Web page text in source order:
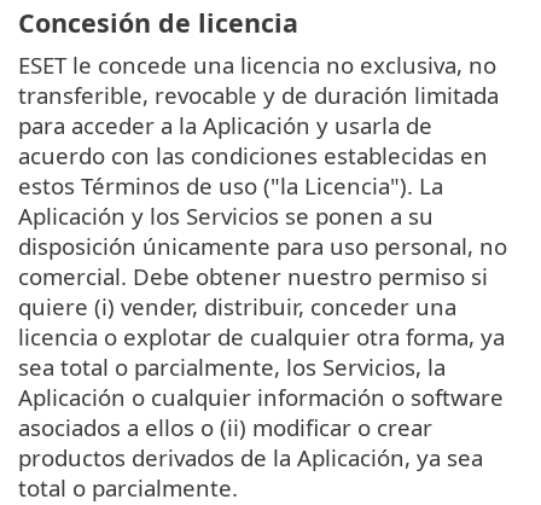
Concesión de licencia
ESET le concede una licencia no exclusiva, no
transferible, revocable y de duración limitada
para acceder a la Aplicación y usarla de
acuerdo con las condiciones establecidas en
estos Términos de uso ("la Licencia"). La
Aplicación y los Servicios se ponen a su
disposición únicamente para uso personal, no
comercial. Debe obtener nuestro permiso si
quiere (i) vender, distribuir, conceder una
licencia o explotar de cualquier otra forma, ya
sea total o parcialmente, los Servicios, la
Aplicación o cualquier información o software
asociados a ellos o (ii) modificar o crear
productos derivados de la Aplicación, ya sea
total o parcialmente.